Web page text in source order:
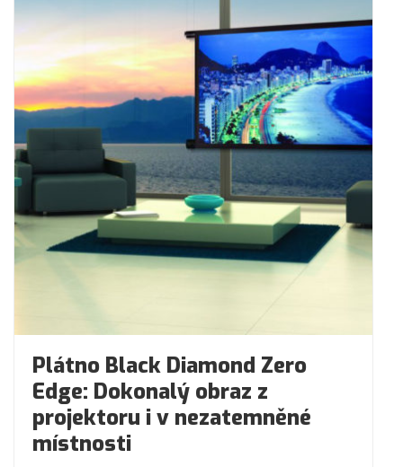
Plátno Black Diamond Zero
Edge: Dokonalý obraz z
projektoru i v nezatemněné
místnosti